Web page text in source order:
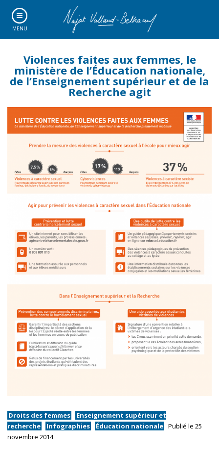
MENU
Violences faites aux femmes, le
ministère de l’Éducation nationale,
de l’Enseignement supérieur et de la
Recherche agit
Droits des femmes
Enseignement supérieur et
recherche
Infographies Éducation nationale Publié le 25
novembre 2014